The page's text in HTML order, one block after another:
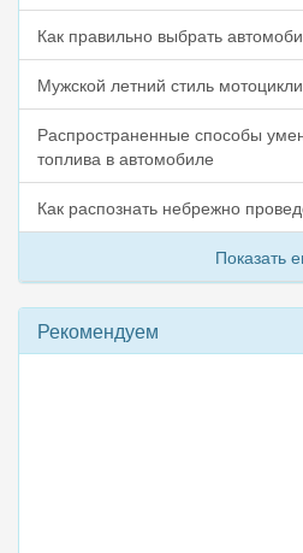
Как правильно выбрать
Мужской летний стиль
Распространенные способы
топлива в автомобиле
Как распознать небрежно
Показать
Рекомендуем